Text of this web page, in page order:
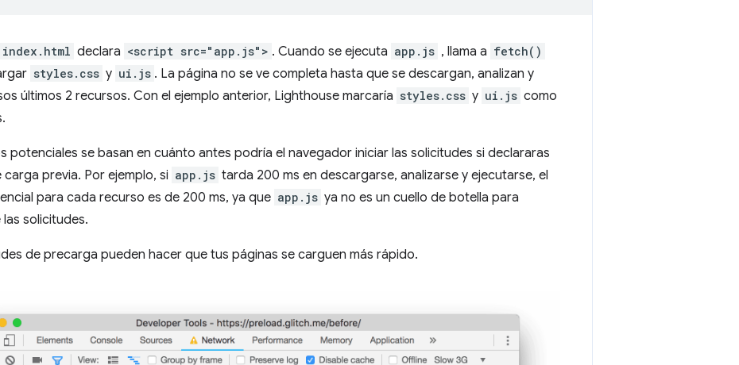
index.html declara <script src="app.js"> . Cuando se ejecuta app.js , llama a fetch()
styles.css y ui.js . La página no se ve completa hasta que se descargan, analizan y
últimos 2 recursos. Con el ejemplo anterior, Lighthouse marcaría styles.css y ui.js como
potenciales se basan en cuánto antes podría el navegador iniciar las solicitudes si declararas
carga previa. Por ejemplo, si app.js tarda 200 ms en descargarse, analizarse y ejecutarse, el
para cada recurso es de 200 ms, ya que app.js ya no es un cuello de botella para
solicitudes.
de precarga pueden hacer que tus páginas se carguen más rápido.